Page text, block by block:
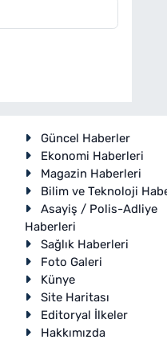
Güncel Haberler
Ekonomi Haberleri
Magazin Haberleri
Bilim ve Teknoloji
Asayiş / Polis-Adliye
Haberleri
Sağlık Haberleri
Foto Galeri
Künye
Site Haritası
Editoryal İlkeler
Hakkımızda